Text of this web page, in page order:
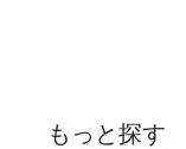
もっと探す